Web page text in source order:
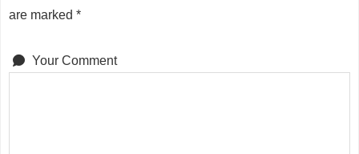
are marked *
Your Comment